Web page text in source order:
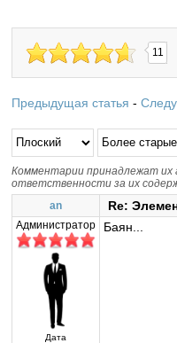
11
Предыдущая статья -
Комментарии принадлежат
ответственности за их
an
Re:
Администратор
Дата
Баян...